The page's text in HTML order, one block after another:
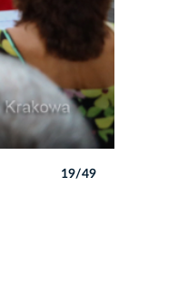
19/49